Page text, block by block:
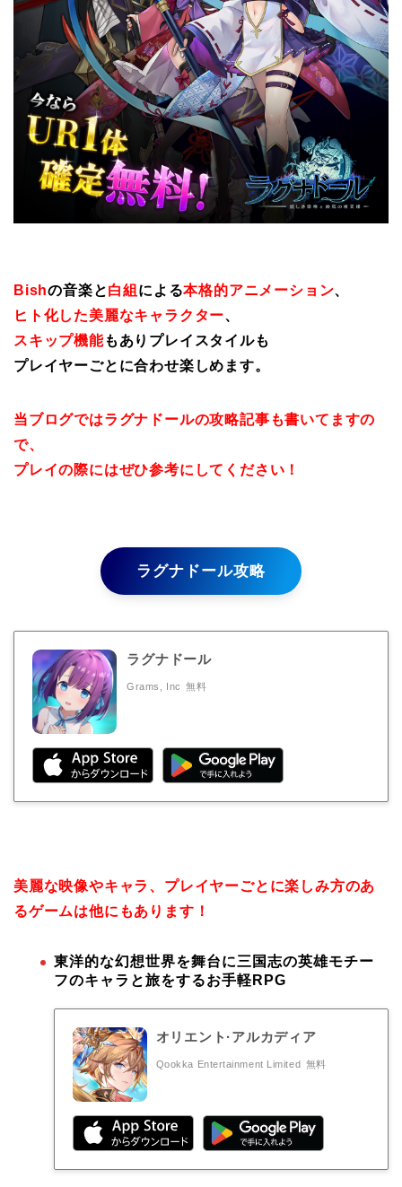
Bishの音楽と白組 による本格的アニメーション、
ヒト化した美麗なキャラクター、
スキップ機能もありプレイスタイルも
プレイヤーごとに合わせ楽しめます。
当ブログではラグナドールの攻略記事も書いてますの
で、
プレイの際にはぜひ参考にしてください！
ラグナドール攻略
ラグナドール
Grams, Inc 無料
美麗な映像やキャラ、プレイヤーごとに楽しみ方のあ
るゲームは他にもあります！
東洋的な幻想世界を舞台に三国志の英雄モチー
フのキャラと旅をするお手軽RPG
オリエント·アルカディア
Qookka Entertainment Limited 無料